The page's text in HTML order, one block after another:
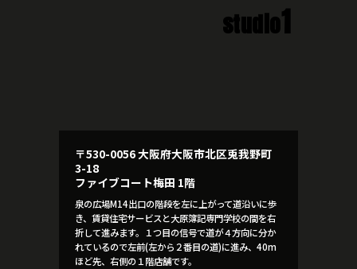
studio1
〒530-0056 大阪府大阪市北区兎我野町
3-18
ファイブコート梅田 1階
泉の広場M14出口の階段を左に上がって道沿いに歩
き、賃貸住宅サービスと大原簿記専門学校の間を右
折して進みます。１つ目の信号で道が４方向に分か
れているので左前(左から２番目の道)に進み、40m
ほど先、右側の１階店舗です。